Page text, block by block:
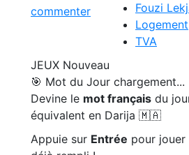
commenter
Fouzi
Logement
TVA
JEUX Nouveau
🎯 Mot du Jour chargement...
Devine le mot français du
équivalent en Darija 🇲🇦
Appuie sur Entrée pour jouer